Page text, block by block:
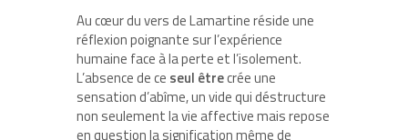
Au cœur du vers de Lamartine réside une
réflexion poignante sur l’expérience
humaine face à la perte et l’isolement.
L’absence de ce seul êtrecrée une
sensation d’abîme, un vide qui déstructure
non seulement la vie affective mais repose
en question la signification même de